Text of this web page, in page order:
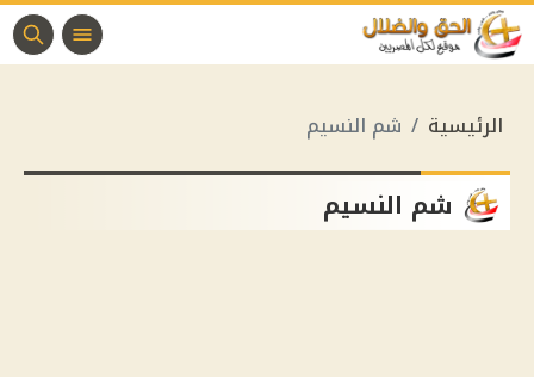
الرئيسية شم النسيم
شم النسيم